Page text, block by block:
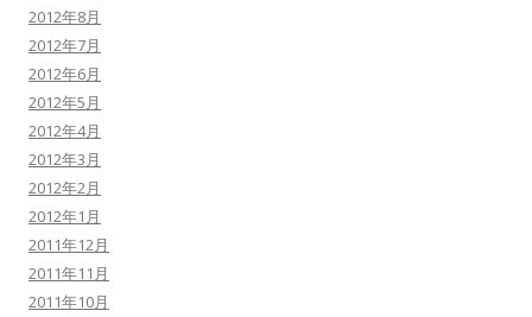
2012年8月
2012年7月
2012年6月
2012年5月
2012年4月
2012年3月
2012年2月
2012年1月
2011年12月
2011年11月
2011年10月